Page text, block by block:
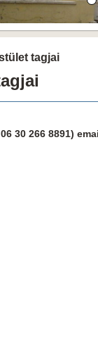
tagjai
30 266 8891)